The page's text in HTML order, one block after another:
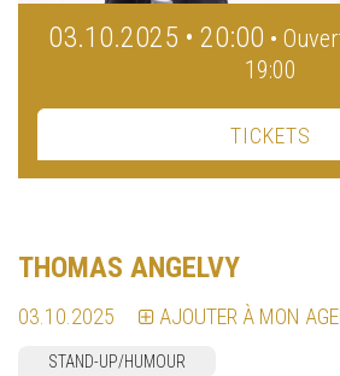
03.10.2025 • 20:00 •
19:00
TICKETS
THOMAS ANGELVY
03.10.2025 AJOUTER À MON
STAND-UP/HUMOUR